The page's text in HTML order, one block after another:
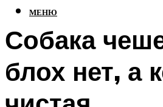
МЕНЮ
Собака
блох нет, а